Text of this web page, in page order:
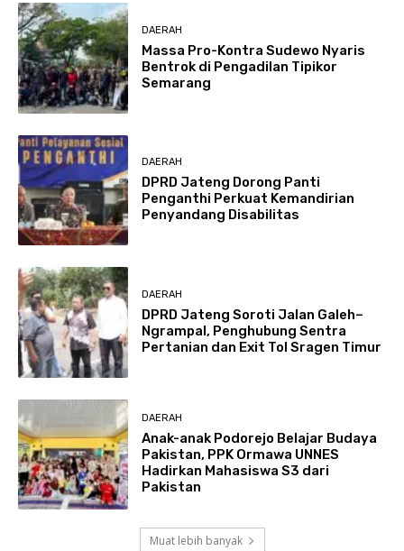
DAERAH
Massa Pro-Kontra Sudewo Nyaris
Bentrok di Pengadilan Tipikor
Semarang
DAERAH
DPRD Jateng Dorong Panti
Penganthi Perkuat Kemandirian
Penyandang Disabilitas
DAERAH
DPRD Jateng Soroti Jalan Galeh–
Ngrampal, Penghubung Sentra
Pertanian dan Exit Tol Sragen Timur
DAERAH
Anak-anak Podorejo Belajar Budaya
Pakistan, PPK Ormawa UNNES
Hadirkan Mahasiswa S3 dari
Pakistan
Muat lebih banyak